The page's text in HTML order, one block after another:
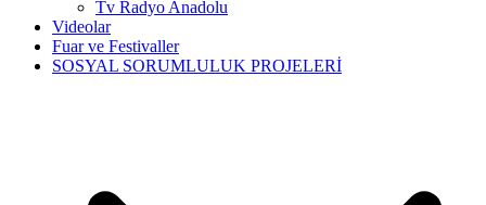
Tv Radyo Anadolu
Videolar
Fuar ve Festivaller
SOSYAL SORUMLULUK PROJELERİ